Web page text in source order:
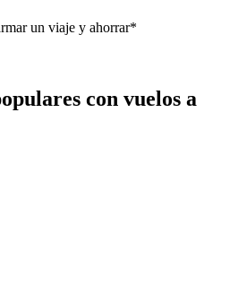
un viaje y ahorrar*
con vuelos a